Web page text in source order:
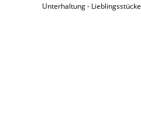
Unterhaltung - Lieblingsstücke